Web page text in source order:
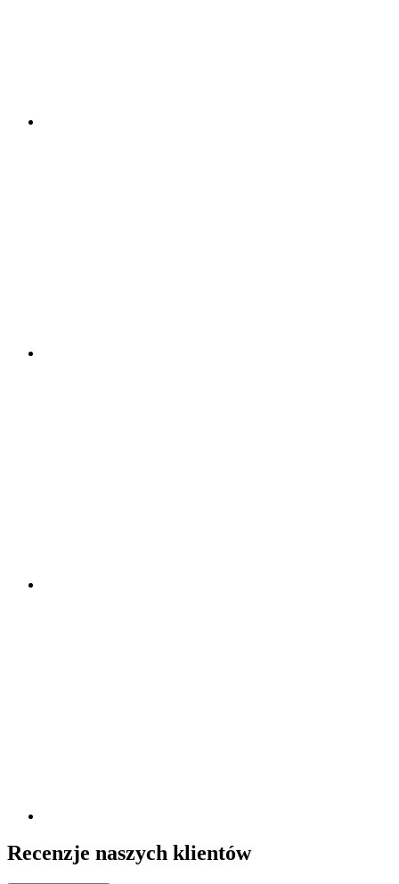
Recenzje naszych klientów